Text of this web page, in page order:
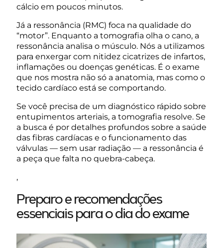
cálcio em poucos minutos.
Já a ressonância (RMC) foca na qualidade do
“motor”. Enquanto a tomografia olha o cano, a
ressonância analisa o músculo. Nós a utilizamos
para enxergar com nitidez cicatrizes de infartos,
inflamações ou doenças genéticas. É o exame
que nos mostra não só a anatomia, mas como o
tecido cardíaco está se comportando.
Se você precisa de um diagnóstico rápido sobre
entupimentos arteriais, a tomografia resolve. Se
a busca é por detalhes profundos sobre a saúde
das fibras cardíacas e o funcionamento das
válvulas — sem usar radiação — a ressonância é
a peça que falta no quebra-cabeça.
,
Preparo e recomendações
essenciais para o dia do exame